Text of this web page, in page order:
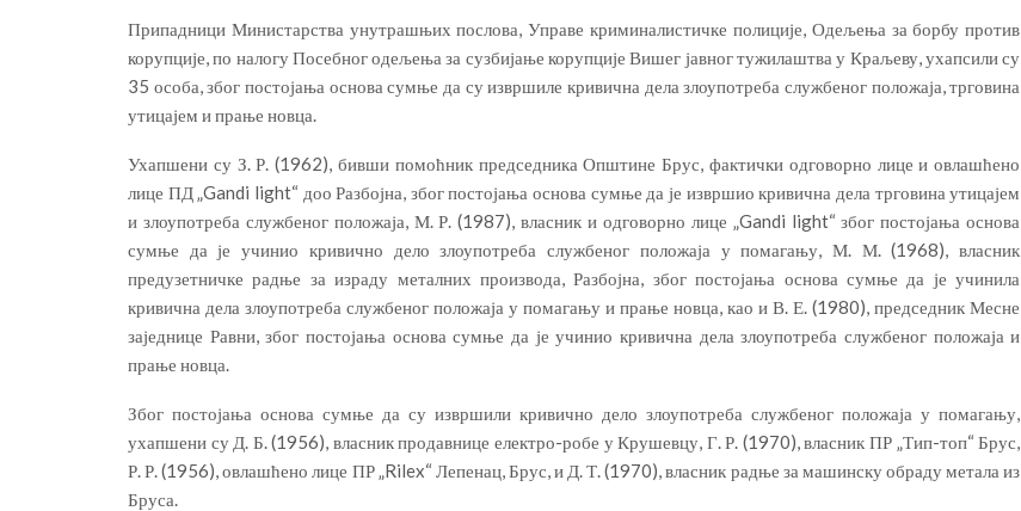
Припадници Министарства унутрашњих послова, Управе криминалистичке полиције, Одељења за борбу против
корупције, по налогу Посебног одељења за сузбијање корупције Вишег јавног тужилаштва у Краљеву, ухапсили су
35 особа, због постојања основа сумње да су извршиле кривична дела злоупотреба службеног положаја, трговина
утицајем и прање новца.
Ухапшени су З. Р. (1962), бивши помоћник председника Општине Брус, фактички одговорно лице и овлашћено
лице ПД „Gandi light“ доо Разбојна, због постојања основа сумње да је извршио кривична дела трговина утицајем
и злоупотреба службеног положаја, М. Р. (1987), власник и одговорно лице „Gandi light“ због постојања основа
сумње да је учинио кривично дело злоупотреба службеног положаја у помагању, М. М. (1968), власник
предузетничке радње за израду металних производа, Разбојна, због постојања основа сумње да је учинила
кривична дела злоупотреба службеног положаја у помагању и прање новца, као и В. Е. (1980), председник Месне
заједнице Равни, због постојања основа сумње да је учинио кривична дела злоупотреба службеног положаја и
прање новца.
Због постојања основа сумње да су извршили кривично дело злоупотреба службеног положаја у помагању,
ухапшени су Д. Б. (1956), власник продавнице електро-робе у Крушевцу, Г. Р. (1970), власник ПР „Тип-топ“ Брус,
Р. Р. (1956), овлашћено лице ПР „Rilex“ Лепенац, Брус, и Д. Т. (1970), власник радње за машинску обраду метала из
Бруса.